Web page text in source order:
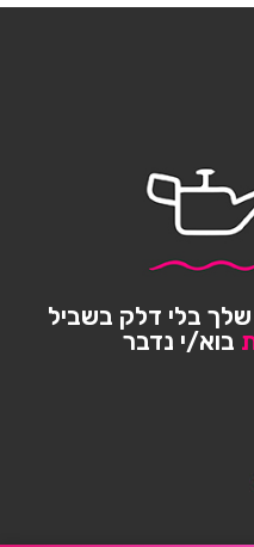
בלי דלק בשביל
בוא/י נדבר